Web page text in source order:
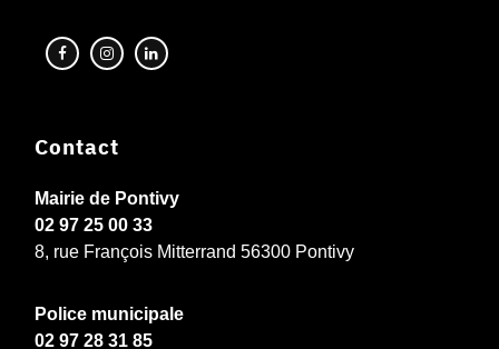
Contact
Mairie de Pontivy
02 97 25 00 33
8, rue François Mitterrand 56300 Pontivy
Police municipale
02 97 28 31 85